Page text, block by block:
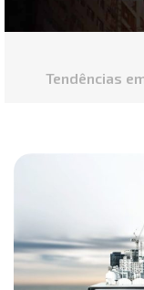
Tendências